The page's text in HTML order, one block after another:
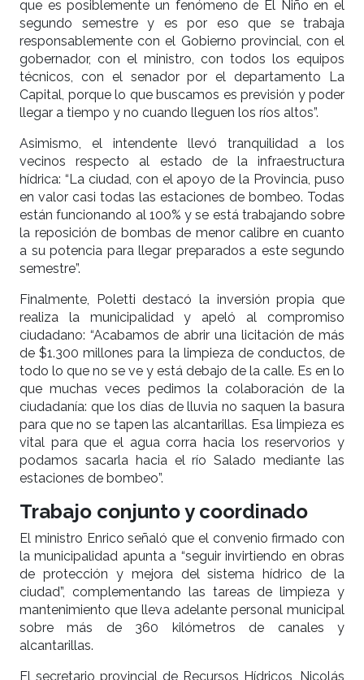
que es posiblemente un fenómeno de El Niño en el
segundo semestre y es por eso que se trabaja
responsablemente con el Gobierno provincial, con el
gobernador, con el ministro, con todos los equipos
técnicos, con el senador por el departamento La
Capital, porque lo que buscamos es previsión y poder
llegar a tiempo y no cuando lleguen los ríos altos”.
Asimismo, el intendente llevó tranquilidad a los
vecinos respecto al estado de la infraestructura
hídrica: “La ciudad, con el apoyo de la Provincia, puso
en valor casi todas las estaciones de bombeo. Todas
están funcionando al 100% y se está trabajando sobre
la reposición de bombas de menor calibre en cuanto
a su potencia para llegar preparados a este segundo
semestre”.
Finalmente, Poletti destacó la inversión propia que
realiza la municipalidad y apeló al compromiso
ciudadano: “Acabamos de abrir una licitación de más
de $1.300 millones para la limpieza de conductos, de
todo lo que no se ve y está debajo de la calle. Es en lo
que muchas veces pedimos la colaboración de la
ciudadanía: que los días de lluvia no saquen la basura
para que no se tapen las alcantarillas. Esa limpieza es
vital para que el agua corra hacia los reservorios y
podamos sacarla hacia el río Salado mediante las
estaciones de bombeo”.
Trabajo conjunto y coordinado
El ministro Enrico señaló que el convenio firmado con
la municipalidad apunta a “seguir invirtiendo en obras
de protección y mejora del sistema hídrico de la
ciudad”, complementando las tareas de limpieza y
mantenimiento que lleva adelante personal municipal
sobre más de 360 kilómetros de canales y
alcantarillas.
El secretario provincial de Recursos Hídricos, Nicolás